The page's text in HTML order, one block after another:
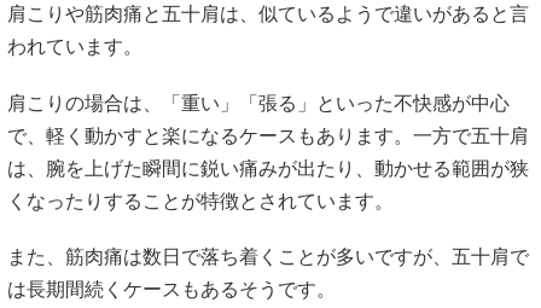
肩こりや筋肉痛と五十肩は、似ているようで違いがあると言
われています。
肩こりの場合は、「重い」「張る」といった不快感が中心
で、軽く動かすと楽になるケースもあります。一方で五十肩
は、腕を上げた瞬間に鋭い痛みが出たり、動かせる範囲が狭
くなったりすることが特徴とされています。
また、筋肉痛は数日で落ち着くことが多いですが、五十肩で
は長期間続くケースもあるそうです。